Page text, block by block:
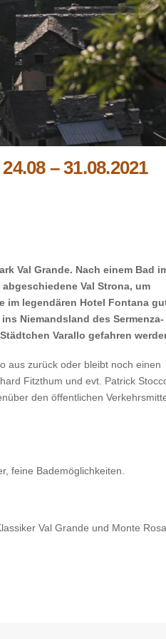
– 31.08.2021
Val Grande. Nach einem Bad
Val Strona, um
im legendären Hotel Fontana
Niemandsland des Sermenza-
Varallo gefahren
aus zurück oder bleibt noch einen
Fitzthum und evt. Patrick
den öffentlichen
feine Bademöglichkeiten.
Val Grande und Monte